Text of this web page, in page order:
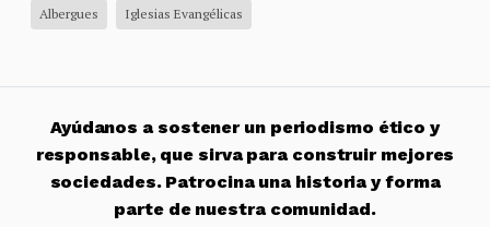
Albergues Iglesias Evangélicas
Ayúdanos a sostener un periodismo ético y
responsable, que sirva para construir mejores
sociedades. Patrocina una historia y forma
parte de nuestra comunidad.